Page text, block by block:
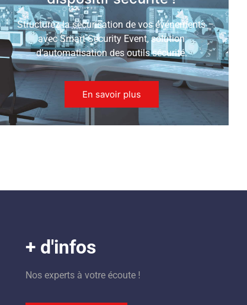
Structurez la sécurisation de vos événements
avec Smart Security Event, solution
d’automatisation des outils sécurité.
En savoir plus
+ d'infos
Nos experts à votre écoute !